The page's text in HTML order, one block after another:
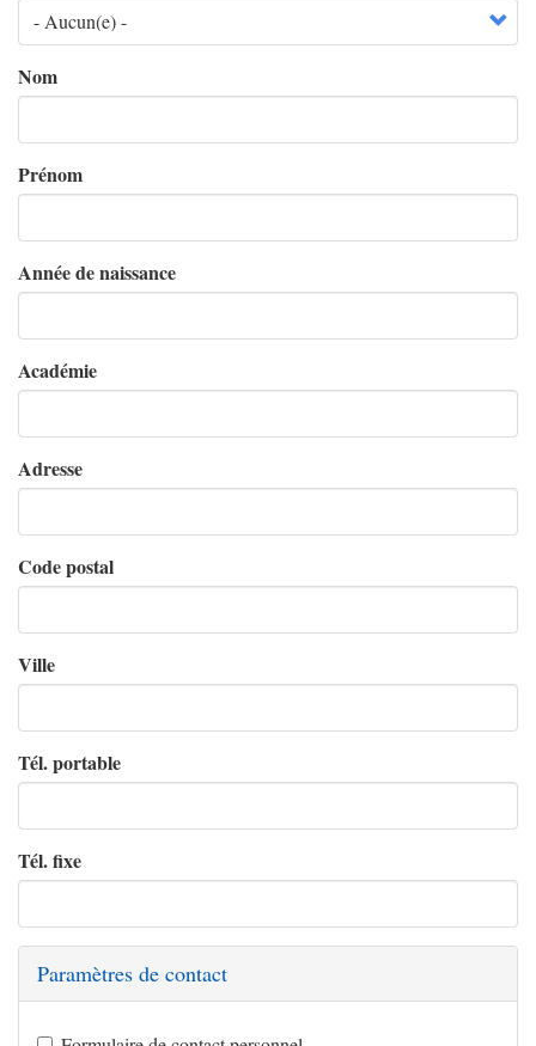
Nom
Prénom
Année de naissance
Académie
Adresse
Code postal
Ville
Tél. portable
Tél. fixe
Paramètres de contact